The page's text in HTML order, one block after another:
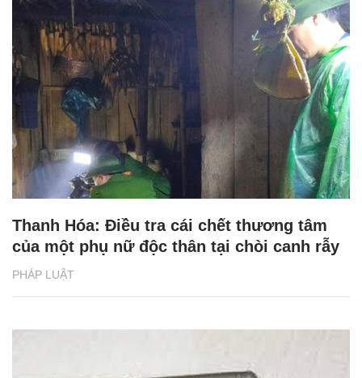
PHÁP LUẬT
Thanh Hóa: Điều tra cái chết thương tâm
của một phụ nữ độc thân tại chòi canh rẫy